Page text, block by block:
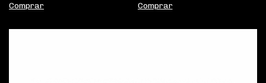
Comprar Comprar